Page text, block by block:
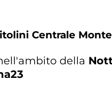
Centrale
della